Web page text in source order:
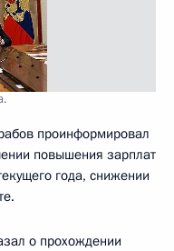
проинформировал
повышения зарплат
года, снижении
о прохождении